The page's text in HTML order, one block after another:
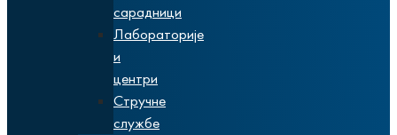
сарадници
Лабораторије
и
центри
Стручне
службе